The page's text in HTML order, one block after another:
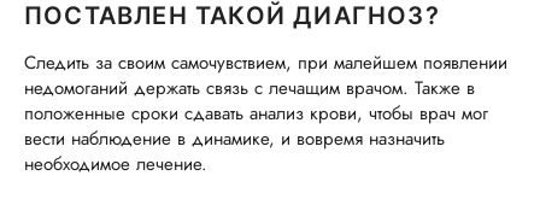
ПОСТАВЛЕН ТАКОЙ ДИАГНОЗ?
Следить за своим самочувствием, при малейшем появлении
недомоганий держать связь с лечащим врачом. Также в
положенные сроки сдавать анализ крови, чтобы врач мог
вести наблюдение в динамике, и вовремя назначить
необходимое лечение.